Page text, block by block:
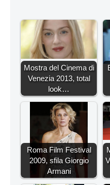
Mostra del Cinema di
Venezia 2013, total
look…
Roma Film Festival
2009, sfila Giorgio
Armani